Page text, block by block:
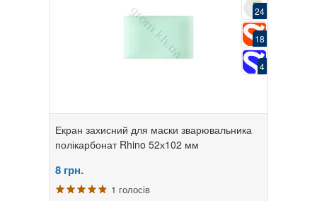
24
18
4
Екран захисний для маски зварювальника
полікарбонат Rhino 52х102 мм
8 грн.
1 голосів